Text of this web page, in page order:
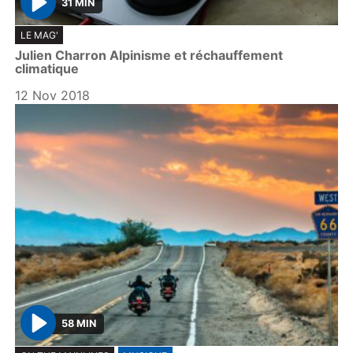
P
l
a
y
31 MIN
LE MAG'
Julien Charron Alpinisme et réchauffement
climatique
12 Nov 2018
P
58 MIN